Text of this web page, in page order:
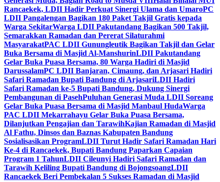
Rancaekek, LDII Hadir Perkuat Sinergi Ulama dan UmaroPC
LDII Pangalengan Bagikan 180 Paket Takjil Gratis kepada
Warga SekitarWarga LDII Pakutandang Bagikan 500 Takjil,
Semarakkan Ramadan dan Pererat Silaturahmi
MasyarakatPAC LDII Gunungleutik Bagikan Takjil dan Gelar
Buka Bersama di Masjid Al-ManshurinLDII Pakutandang
Gelar Buka Puasa Bersama, 80 Warga Hadiri di Masjid
DarussalamPC LDII Banjaran, Cimaung, dan Arjasari Hadiri
Safari Ramadan Bupati Bandung di ArjasariLDII Hadiri
Safari Ramadan ke-5 Bupati Bandung, Dukung Sinergi
Pembangunan di PasehPuluhan Generasi Muda LDII Soreang
Gelar Buka Puasa Bersama di Masjid Manbaul HudaWarga
PAC LDII Mekarrahayu Gelar Buka Puasa Bersama,
Dilanjutkan Pengajian dan TarawihKajian Ramadan di Masjid
Al Fathu, Dinsos dan Baznas Kabupaten Bandung
Sosialisasikan ProgramLDII Turut Hadir Safari Ramadan Hari
Ke-4 di Rancaekek, Bupati Bandung Paparkan Capaian
Program 1 TahunLDII Cileunyi Hadiri Safari Ramadan dan
Tarawih Keliling Bupati Bandung di BojongsoangLDII
Rancaekek Beri Pembekalan 5 Sukses Ramadan di Masjid